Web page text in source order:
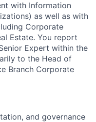
with Information
as well as with
Corporate
Estate. You report
Expert within the
to the Head of
Branch Corporate
and governance